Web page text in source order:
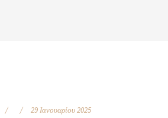
29 Ιανουαρίου 2025